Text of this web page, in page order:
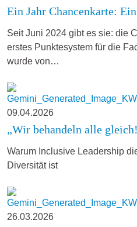
Ein Jahr Chancenkarte:
Seit Juni 2024 gibt es sie: die
erstes Punktesystem für die
wurde von…
09.04.2026
„Wir behandeln alle
Warum Inclusive Leadership
Diversität ist
26.03.2026